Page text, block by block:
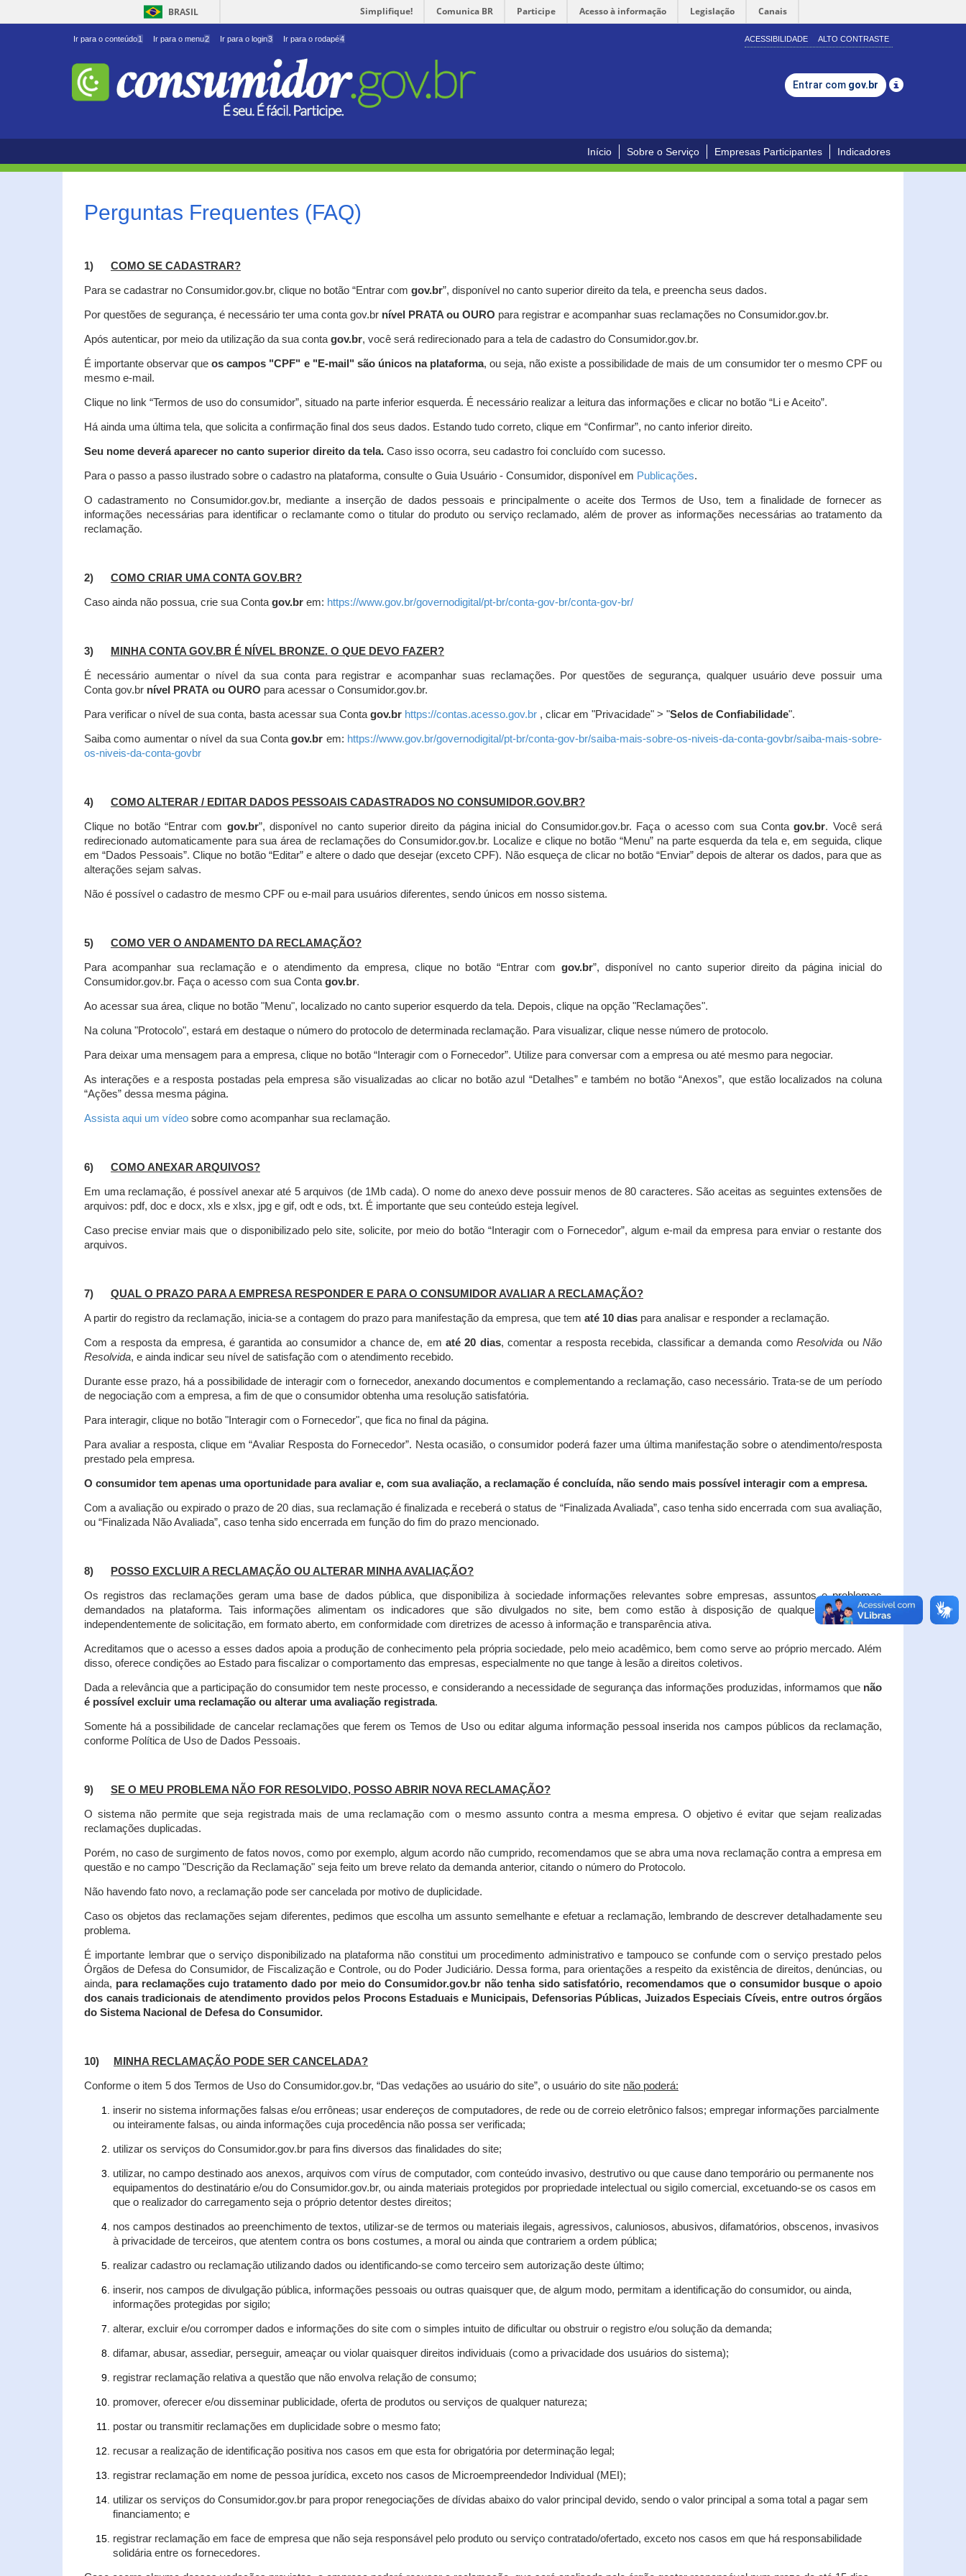
BRASIL Simplifique! Comunica BR Participe Acesso à informação Legislação Canais
Ir para o conteúdo1 Ir para o menu2 Ir para o login3 Ir para o rodapé4 ACESSIBILIDADE ALTO CONTRASTE
Entrar com gov.br
Início Sobre o Serviço Empresas Participantes Indicadores
Perguntas Frequentes (FAQ)
1) COMO SE CADASTRAR?
Para se cadastrar no Consumidor.gov.br, clique no botão “Entrar com gov.br”, disponível no canto superior direito da tela, e preencha seus dados.
Por questões de segurança, é necessário ter uma conta gov.br nível PRATA ou OURO para registrar e acompanhar suas reclamações no Consumidor.gov.br.
Após autenticar, por meio da utilização da sua conta gov.br, você será redirecionado para a tela de cadastro do Consumidor.gov.br.
É importante observar queos campos "CPF" e "E-mail" são únicos na plataforma, ou seja, não existe a possibilidade de mais de um consumidor ter o mesmo CPF ou
mesmo e-mail.
Clique no link “Termos de uso do consumidor”, situado na parte inferior esquerda. É necessário realizar a leitura das informações e clicar no botão “Li e Aceito”.
Há ainda uma última tela, que solicita a confirmação final dos seus dados. Estando tudo correto, clique em “Confirmar”, no canto inferior direito.
Seu nome deverá aparecer no canto superior direito da tela. Caso isso ocorra, seu cadastro foi concluído com sucesso.
Para o passo a passo ilustrado sobre o cadastro na plataforma, consulte o Guia Usuário - Consumidor, disponível em Publicações.
O cadastramento no Consumidor.gov.br, mediante a inserção de dados pessoais e principalmente o aceite dos Termos de Uso, tem a finalidade de fornecer as
informações necessárias para identificar o reclamante como o titular do produto ou serviço reclamado, além de prover as informações necessárias ao tratamento da
reclamação.
2) COMO CRIAR UMA CONTA GOV.BR?
Caso ainda não possua, crie sua Conta gov.br em: https://www.gov.br/governodigital/pt-br/conta-gov-br/conta-gov-br/
3) MINHA CONTA GOV.BR É NÍVEL BRONZE. O QUE DEVO FAZER?
É necessário aumentar o nível da sua conta para registrar e acompanhar suas reclamações. Por questões de segurança, qualquer usuário deve possuir uma
Conta gov.br nível PRATA ou OURO para acessar o Consumidor.gov.br.
Para verificar o nível de sua conta, basta acessar sua Conta gov.br https://contas.acesso.gov.br , clicar em "Privacidade" > "Selos de Confiabilidade".
Saiba como aumentar o nível da sua Contagov.br em: https://www.gov.br/governodigital/pt-br/conta-gov-br/saiba-mais-sobre-os-niveis-da-conta-govbr/saiba-mais-sobre-
os-niveis-da-conta-govbr
4) COMO ALTERAR / EDITAR DADOS PESSOAIS CADASTRADOS NO CONSUMIDOR.GOV.BR?
Clique no botão “Entrar com gov.br”, disponível no canto superior direito da página inicial do Consumidor.gov.br. Faça o acesso com sua Contagov.br. Você será
redirecionado automaticamente para sua área de reclamações do Consumidor.gov.br. Localize e clique no botão “Menu” na parte esquerda da tela e, em seguida, clique
em “Dados Pessoais”.Clique no botão “Editar” e altere o dado que desejar (exceto CPF). Não esqueça de clicar no botão “Enviar” depois de alterar os dados, para que as
alterações sejam salvas.
Não é possível o cadastro de mesmo CPF ou e-mail para usuários diferentes, sendo únicos em nosso sistema.
5) COMO VER O ANDAMENTO DA RECLAMAÇÃO?
Para acompanhar sua reclamação e o atendimento da empresa, clique no botão “Entrar com gov.br”, disponível no canto superior direito da página inicial do
Consumidor.gov.br. Faça o acesso com sua Conta gov.br.
Ao acessar sua área, clique no botão "Menu", localizado no canto superior esquerdo da tela. Depois, clique na opção "Reclamações".
Na coluna "Protocolo", estará em destaque o número do protocolo de determinada reclamação. Para visualizar, clique nesse número de protocolo.
Para deixar uma mensagem para a empresa, clique no botão “Interagir com o Fornecedor”. Utilize para conversar com a empresa ou até mesmo para negociar.
As interações e a resposta postadas pela empresa são visualizadas ao clicar no botão azul “Detalhes” e também no botão “Anexos”, que estão localizados na coluna
“Ações” dessa mesma página.
Assista aqui um vídeo sobre como acompanhar sua reclamação.
6) COMO ANEXAR ARQUIVOS?
Em uma reclamação, é possível anexar até 5 arquivos (de 1Mb cada). O nome do anexo deve possuir menos de 80 caracteres. São aceitas as seguintes extensões de
arquivos: pdf, doc e docx, xls e xlsx, jpg e gif, odt e ods, txt. É importante que seu conteúdo esteja legível.
Caso precise enviar mais que o disponibilizado pelo site, solicite, por meio do botão “Interagir com o Fornecedor”, algum e-mail da empresa para enviar o restante dos
arquivos.
7) QUAL O PRAZO PARA A EMPRESA RESPONDER E PARA O CONSUMIDOR AVALIAR A RECLAMAÇÃO?
A partir do registro da reclamação, inicia-se a contagem do prazo para manifestação da empresa, que tem até 10 dias para analisar e responder a reclamação.
Com a resposta da empresa, é garantida ao consumidor a chance de, em até 20 dias, comentar a resposta recebida, classificar a demanda comoResolvida ouNão
Resolvida, e ainda indicar seu nível de satisfação com o atendimento recebido.
Durante esse prazo, há a possibilidade de interagir com o fornecedor, anexando documentos e complementando a reclamação, caso necessário. Trata-se de um período
de negociação com a empresa, a fim de que o consumidor obtenha uma resolução satisfatória.
Para interagir, clique no botão "Interagir com o Fornecedor", que fica no final da página.
Para avaliar a resposta, clique em “Avaliar Resposta do Fornecedor”. Nesta ocasião, o consumidor poderá fazer uma última manifestação sobre o atendimento/resposta
prestado pela empresa.
O consumidor tem apenas uma oportunidade para avaliar e, com sua avaliação, a reclamação é concluída, não sendo mais possível interagir com a empresa.
Com a avaliação ou expirado o prazo de 20 dias, sua reclamação é finalizada e receberá o status de “Finalizada Avaliada”, caso tenha sido encerrada com sua avaliação,
ou “Finalizada Não Avaliada”, caso tenha sido encerrada em função do fim do prazo mencionado.
8) POSSO EXCLUIR A RECLAMAÇÃO OU ALTERAR MINHA AVALIAÇÃO?
Os registros das reclamações geram uma base de dados pública, que disponibiliza à sociedade informações relevantes sobre empresas, assuntos e problemas
demandados na plataforma. Tais informações alimentam os indicadores que são divulgados no site, bem como estão à disposição de qualquer interessado,
independentemente de solicitação, em formato aberto, em conformidade com diretrizes de acesso à informação e transparência ativa.
Acreditamos que o acesso a esses dados apoia a produção de conhecimento pela própria sociedade, pelo meio acadêmico, bem como serve ao próprio mercado. Além
disso, oferece condições ao Estado para fiscalizar o comportamento das empresas, especialmente no que tange à lesão a direitos coletivos.
Dada a relevância que a participação do consumidor tem neste processo, e considerando a necessidade de segurança das informações produzidas, informamos que não
é possível excluir uma reclamação ou alterar uma avaliação registrada.
Somente há a possibilidade de cancelar reclamações que ferem os Temos de Uso ou editar alguma informação pessoal inserida nos campos públicos da reclamação,
conforme Política de Uso de Dados Pessoais.
9) SE O MEU PROBLEMA NÃO FOR RESOLVIDO, POSSO ABRIR NOVA RECLAMAÇÃO?
O sistema não permite que seja registrada mais de uma reclamação com o mesmo assunto contra a mesma empresa. O objetivo é evitar que sejam realizadas
reclamações duplicadas.
Porém, no caso de surgimento de fatos novos, como por exemplo, algum acordo não cumprido, recomendamos que se abra uma nova reclamação contra a empresa em
questão e no campo "Descrição da Reclamação" seja feito um breve relato da demanda anterior, citando o número do Protocolo.
Não havendo fato novo, a reclamação pode ser cancelada por motivo de duplicidade.
Caso os objetos das reclamações sejam diferentes, pedimos que escolha um assunto semelhante e efetuar a reclamação, lembrando de descrever detalhadamente seu
problema.
É importante lembrar que o serviço disponibilizado na plataforma não constitui um procedimento administrativo e tampouco se confunde com o serviço prestado pelos
Órgãos de Defesa do Consumidor, de Fiscalização e Controle, ou do Poder Judiciário. Dessa forma, para orientações a respeito da existência de direitos, denúncias, ou
ainda, para reclamações cujo tratamento dado por meio do Consumidor.gov.br não tenha sido satisfatório, recomendamos que o consumidor busque o apoio
dos canais tradicionais de atendimento providos pelos Procons Estaduais e Municipais, Defensorias Públicas, Juizados Especiais Cíveis, entre outros órgãos
do Sistema Nacional de Defesa do Consumidor.
10) MINHA RECLAMAÇÃO PODE SER CANCELADA?
Conforme o item 5 dos Termos de Uso do Consumidor.gov.br, “Das vedações ao usuário do site”, o usuário do site não poderá:
inserir no sistema informações falsas e/ou errôneas; usar endereços de computadores, de rede ou de correio eletrônico falsos; empregar informações parcialmente
ou inteiramente falsas, ou ainda informações cuja procedência não possa ser verificada;
utilizar os serviços do Consumidor.gov.br para fins diversos das finalidades do site;
utilizar, no campo destinado aos anexos, arquivos com vírus de computador, com conteúdo invasivo, destrutivo ou que cause dano temporário ou permanente nos
equipamentos do destinatário e/ou do Consumidor.gov.br, ou ainda materiais protegidos por propriedade intelectual ou sigilo comercial, excetuando-se os casos em
que o realizador do carregamento seja o próprio detentor destes direitos;
nos campos destinados ao preenchimento de textos, utilizar-se de termos ou materiais ilegais, agressivos, caluniosos, abusivos, difamatórios, obscenos, invasivos
à privacidade de terceiros, que atentem contra os bons costumes, a moral ou ainda que contrariem a ordem pública;
realizar cadastro ou reclamação utilizando dados ou identificando-se como terceiro sem autorização deste último;
inserir, nos campos de divulgação pública, informações pessoais ou outras quaisquer que, de algum modo, permitam a identificação do consumidor, ou ainda,
informações protegidas por sigilo;
alterar, excluir e/ou corromper dados e informações do site com o simples intuito de dificultar ou obstruir o registro e/ou solução da demanda;
difamar, abusar, assediar, perseguir, ameaçar ou violar quaisquer direitos individuais (como a privacidade dos usuários do sistema);
registrar reclamação relativa a questão que não envolva relação de consumo;
promover, oferecer e/ou disseminar publicidade, oferta de produtos ou serviços de qualquer natureza;
postar ou transmitir reclamações em duplicidade sobre o mesmo fato;
recusar a realização de identificação positiva nos casos em que esta for obrigatória por determinação legal;
registrar reclamação em nome de pessoa jurídica, exceto nos casos de Microempreendedor Individual (MEI);
utilizar os serviços do Consumidor.gov.br para propor renegociações de dívidas abaixo do valor principal devido, sendo o valor principal a soma total a pagar sem
financiamento; e
registrar reclamação em face de empresa que não seja responsável pelo produto ou serviço contratado/ofertado, exceto nos casos em que há responsabilidade
solidária entre os fornecedores.